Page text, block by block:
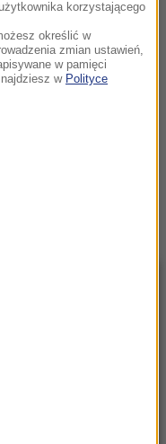
korzystającego
określić w
zmian ustawień,
w pamięci
w Polityce